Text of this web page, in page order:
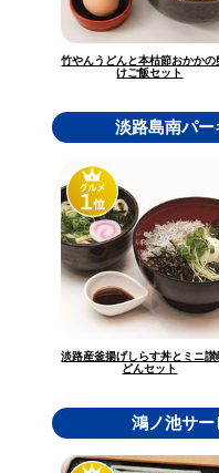
竹やんうどんと本枯節おかかの
けご飯セット
淡路島南パー
淡路産釜揚げしらす丼とミニ讃
どんセット
鴻ノ池サー